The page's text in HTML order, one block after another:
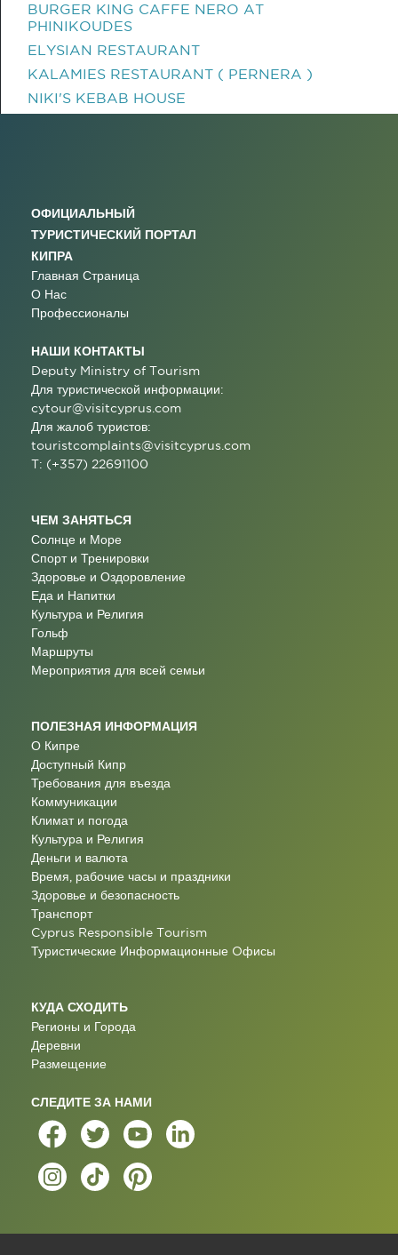
BURGER KING CAFFE NERO AT
PHINIKOUDES
ELYSIAN RESTAURANT
KALAMIES RESTAURANT ( PERNERA )
NIKI'S KEBAB HOUSE
ОФИЦИАЛЬНЫЙ
ТУРИСТИЧЕСКИЙ ПОРТАЛ
КИПРА
Главная Страница
О Нас
Профессионалы
НАШИ КОНТАКТЫ
Deputy Ministry of Tourism
Для туристической информации:
cytour@visitcyprus.com
Для жалоб туристов:
touristcomplaints@visitcyprus.com
T: (+357) 22691100
ЧЕМ ЗАНЯТЬСЯ
Солнце и Море
Спорт и Тренировки
Здоровье и Оздоровление
Еда и Напитки
Культура и Религия
Гольф
Маршруты
Мероприятия для всей семьи
ПОЛЕЗНАЯ ИНФОРМАЦИЯ
О Кипре
Доступный Кипр
Требования для въезда
Коммуникации
Климат и погода
Культура и Религия
Деньги и валюта
Время, рабочие часы и праздники
Здоровье и безопасность
Транспорт
Cyprus Responsible Tourism
Туристические Информационные Oфисы
КУДА СХОДИТЬ
Регионы и Города
Деревни
Размещение
СЛЕДИТЕ ЗА НАМИ